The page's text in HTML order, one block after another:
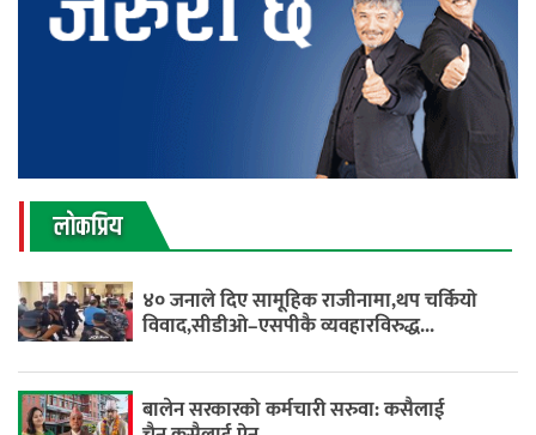
लाेकप्रिय
४० जनाले दिए सामूहिक राजीनामा,थप चर्कियो
विवाद,सीडीओ–एसपीकै व्यवहारविरुद्ध...
बालेन सरकारको कर्मचारी सरुवा: कसैलाई